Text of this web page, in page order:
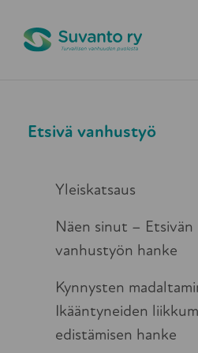
Etsivä vanhustyö
Yleiskatsaus
Näen sinut – Etsivän
vanhustyön hanke
Kynnysten
Ikääntyneiden
edistämisen hanke
Ajankohtaista 5.9.2022
kohdistuva
väkivalta